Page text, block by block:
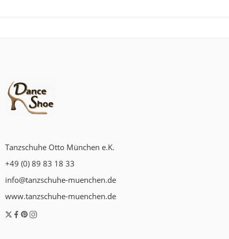
Tanzschuhe Otto München e.K.
+49 (0) 89 83 18 33
info@tanzschuhe-muenchen.de
www.tanzschuhe-muenchen.de